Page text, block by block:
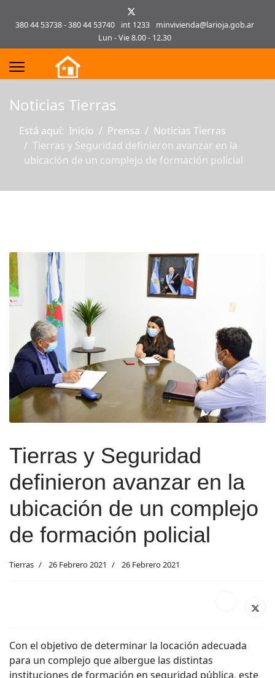
380 44 53738 - 380 44 53740 int 1233
minvivienda@larioja.gob.ar
Lun - Vie 8.00 - 12.30
Noticias Tierras
Está aquí: Inicio Prensa
Noticias Tierras
Tierras y Seguridad definieron avanzar en la
ubicación de un complejo de formación policial
Tierras y Seguridad
definieron avanzar en la
ubicación de un complejo
de formación policial
Tierras 26 Febrero 2021 26 Febrero 2021
Con el objetivo de determinar la locación adecuada
para un complejo que albergue las distintas
instituciones de formación en seguridad pública, este